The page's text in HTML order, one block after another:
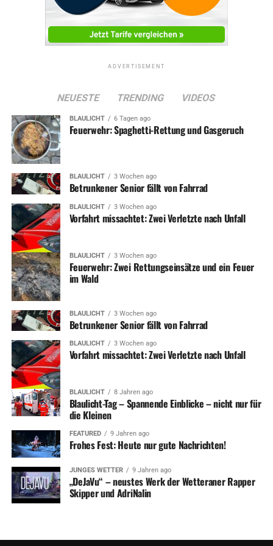
ADVERTISEMENT
NEUESTE TRENDING VIDEOS
BLAULICHT 6 Tagen ago
Feuerwehr: Spaghetti-Rettung und Gasgeruch
BLAULICHT 3 Wochen ago
Betrunkener Senior fällt von Fahrrad
BLAULICHT 3 Wochen ago
Vorfahrt missachtet: Zwei Verletzte nach Unfall
BLAULICHT 3 Wochen ago
Feuerwehr: Zwei Rettungseinsätze und ein Feuer
im Wald
BLAULICHT 3 Wochen ago
Betrunkener Senior fällt von Fahrrad
BLAULICHT 3 Wochen ago
Vorfahrt missachtet: Zwei Verletzte nach Unfall
BLAULICHT 8 Jahren ago
Blaulicht-Tag – Spannende Einblicke – nicht nur für
die Kleinen
FEATURED 9 Jahren ago
Frohes Fest: Heute nur gute Nachrichten!
JUNGES WETTER 9 Jahren ago
„DeJaVu“ – neustes Werk der Wetteraner Rapper
Skipper und AdriNalin